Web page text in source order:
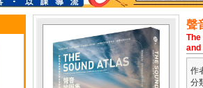
聲
and
作
分